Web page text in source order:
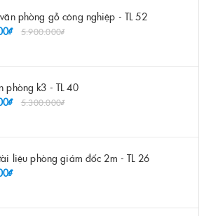
phòng gỗ công nghiệp - TL 52
5.900.000₫
phòng k3 - TL 40
5.300.000₫
liệu phòng giám đốc 2m - TL 26